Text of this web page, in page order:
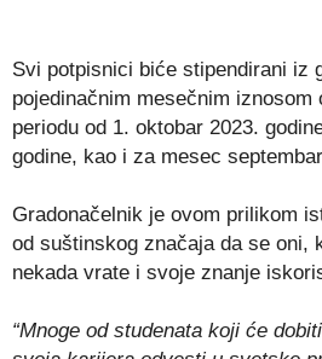
Svi potpisnici biće stipendirani iz
pojedinačnim mesečnim iznosom
periodu od 1. oktobar 2023.
godine, kao i za mesec
Gradonačelnik je ovom prilikom
od suštinskog značaja da se oni,
nekada vrate i svoje znanje
“Mnoge od studenata koji će